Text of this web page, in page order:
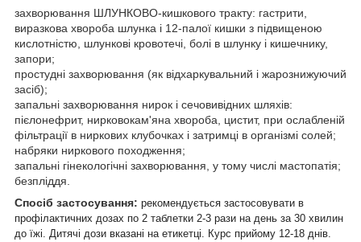
захворювання ШЛУНКОВО-кишкового тракту: гастрити,
виразкова хвороба шлунка і 12-палої кишки з підвищеною
кислотністю, шлункові кровотечі, болі в шлунку і кишечнику,
запори;
простудні захворювання (як відхаркувальний і жарознижуючий
засіб);
запальні захворювання нирок і сечовивідних шляхів:
пієлонефрит, нирковокам'яна хвороба, цистит, при ослабленій
фільтрації в ниркових клубочках і затримці в організмі солей;
набряки ниркового походження;
запальні гінекологічні захворювання, у тому числі мастопатія;
безпліддя.
Спосіб застосування: рекомендується застосовувати в
профілактичних дозах по 2 таблетки 2-3 рази на день за 30 хвилин
до їжі. Дитячі дози вказані на етикетці. Курс прийому 12-18 днів.